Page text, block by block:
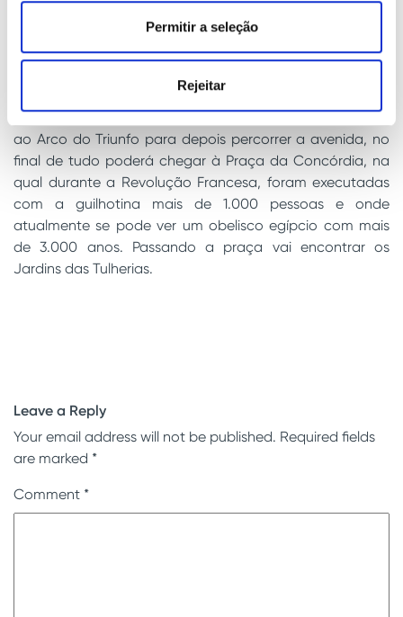
Permitir a seleção
Rejeitar
Não deixe de passear por esta icónica avenida
parisiense de dois quilómetros que une a Praça da
Concórdia ao Arco do Triunfo. Tanto de scooter como a
restaurantes internacionais e grandes edifícios históricos
como o Petit e o Grand Palais. Pode aproveitar a visita
ao Arco do Triunfo para depois percorrer a avenida, no
final de tudo poderá chegar à Praça da Concórdia, na
qual durante a Revolução Francesa, foram executadas
com a guilhotina mais de 1.000 pessoas e onde
atualmente se pode ver um obelisco egípcio com mais
de 3.000 anos. Passando a praça vai encontrar os
Jardins das Tulherias.
Leave a Reply
Your email address will not be published. Required fields
are marked *
Comment *